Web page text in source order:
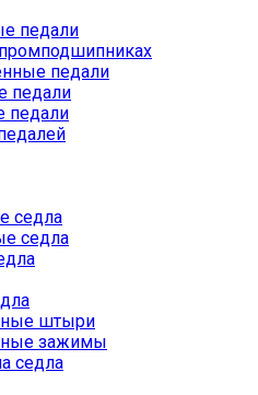
педали
педали
педали
педали
седла
седла
штыри
зажимы
седла